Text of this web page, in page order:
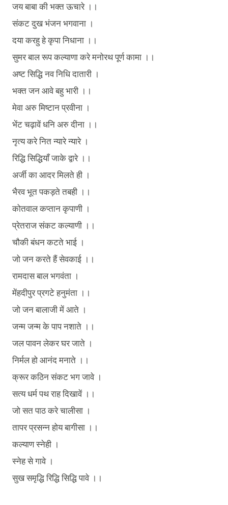
जयबाबाकीभक्तऊचारे ।।
संकटदुखभंजनभगवाना ।
दयाकरहुहेकृपानिधाना ।।
सुमरबालरूपकल्याणाकरेमनोरथपूर्णकामा ।।
अष्टसिद्धिनवनिधिदातारी ।
भक्तजनआवेबहुभारी ।।
मेवाअरुमिष्टानप्रवीना ।
भेंटचढ़ावेंधनिअरुदीना ।।
नृत्यकरेनितन्यारेन्यारे ।
रिद्धिसिद्धियाँजाकेद्वारे ।।
अर्जीकाआदरमिलतेही ।
भैरवभूतपकड़तेतबही ।।
कोतवालकप्तानकृपाणी ।
प्रेतराजसंकटकल्याणी ।।
चौकीबंधनकटतेभाई ।
जोजनकरतेहैंसेवकाई ।।
रामदासबालभगवंता ।
मेंहदीपुरप्रगटेहनुमंता ।।
जोजनबालाजीमेंआते ।
जन्मजन्मकेपापनशाते ।।
जलपावनलेकरघरजाते ।
निर्मलहोआनंदमनाते ।।
क्रूरकठिनसंकटभगजावे ।
सत्यधर्मपथराहदिखावें ।।
जोसतपाठकरेचालीसा ।
तापरप्रसन्नहोयबागीसा ।।
कल्याणस्नेही ।
स्नेहसेगावे ।
सुखसमृद्धिरिद्धिसिद्धिपावे ।।